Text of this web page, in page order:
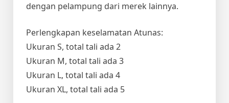
dengan pelampung dari merek lainnya.
Perlengkapan keselamatan Atunas:
Ukuran S, total tali ada 2
Ukuran M, total tali ada 3
Ukuran L, total tali ada 4
Ukuran XL, total tali ada 5